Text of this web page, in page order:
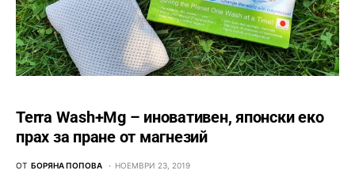
Terra Wash+Mg – иновативен, японски еко
прах за пране от магнезий
ОТ БОРЯНА ПОПОВА НОЕМВРИ 23, 2019